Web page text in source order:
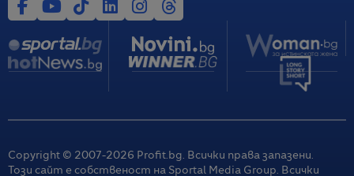
Copyright © 2007-2026 Profit.bg. Всички права запазени.
Този сайт е собственост на Sportal Media Group. Всички